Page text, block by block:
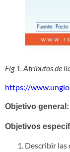
Fig 1. Atributos de
https://
Objetivo general:
Objetivos
Describir las